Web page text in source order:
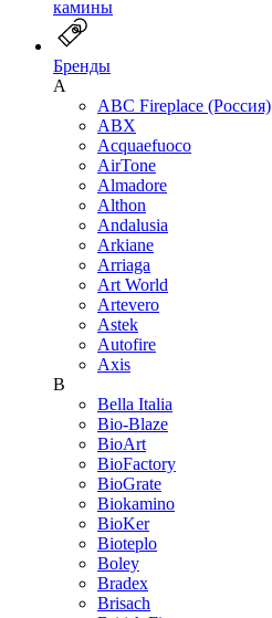
камины
Бренды
A
ABC Fireplace (Россия)
ABX
Acquaefuoco
AirTone
Almadore
Althon
Andalusia
Arkiane
Arriaga
Art World
Artevero
Astek
Autofire
Axis
B
Bella Italia
Bio-Blaze
BioArt
BioFactory
BioGrate
Biokamino
BioKer
Bioteplo
Boley
Bradex
Brisach